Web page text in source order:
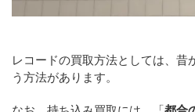
レコードの買取方法としては、昔
う方法があります。